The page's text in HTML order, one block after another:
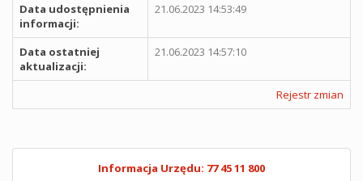
Data udostępnienia
informacji:
21.06.2023 14:53:49
Data ostatniej
aktualizacji:
21.06.2023 14:57:10
Rejestr zmian
Informacja Urzędu: 77 45 11 800